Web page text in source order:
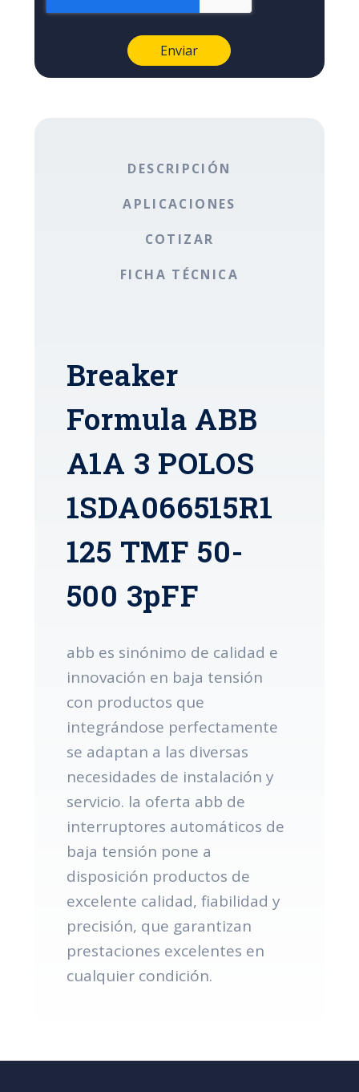
DESCRIPCIÓN
APLICACIONES
COTIZAR
FICHA TÉCNICA
Breaker
Formula ABB
A1A 3 POLOS
1SDA066515R1
125 TMF 50-
500 3pFF
abb es sinónimo de calidad e
innovación en baja tensión
con productos que
integrándose perfectamente
se adaptan a las diversas
necesidades de instalación y
servicio. la oferta abb de
interruptores automáticos de
baja tensión pone a
disposición productos de
excelente calidad, fiabilidad y
precisión, que garantizan
prestaciones excelentes en
cualquier condición.